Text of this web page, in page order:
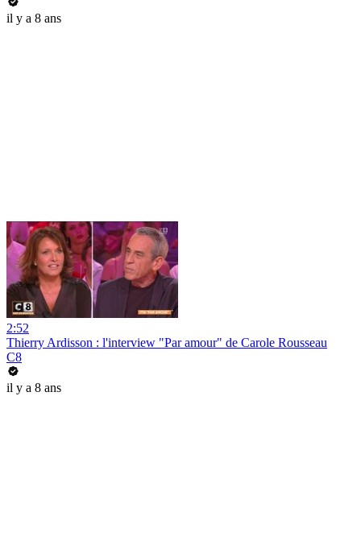
il y a 8 ans
2:52
Thierry Ardisson : l'interview "Par amour" de Carole Rousseau
C8
il y a 8 ans